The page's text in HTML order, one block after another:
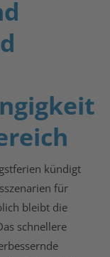
kündigt
für
bleibt die
schnellere